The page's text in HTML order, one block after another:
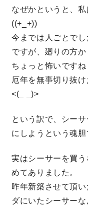
Blue Style
キママプラス
納得リフォームス
分譲住宅･不動産
お知らせ
近日分譲予定情報
なぜかというと、
((+_+))
今までは人ごとで
ですが、廻りの方か
ちょっと怖いですね
厄年を無事切り抜
<(_ _)>
という訳で、シー
にしようという魂胆
実はシーサーを買
めてありました。
昨年新築させて頂
ダにいたシーサーな